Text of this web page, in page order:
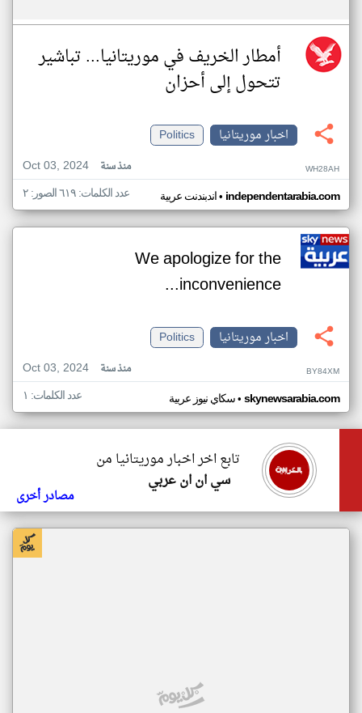
أمطار الخريف في موريتانيا... تباشير
تتحول إلى أحزان
اخبار موريتانيا
Politics
Oct 03, 2024
منذ سنة WH28AH
اندبندنت عربية• independentarabia.com عدد الكلمات: ٦١٩ الصور: ٢
We apologize for the
inconvenience...
اخبار موريتانيا
Politics
Oct 03, 2024
منذ سنة BY84XM
سكاي نيوز عربية• skynewsarabia.com عدد الكلمات: ١
تابع اخر اخبار موريتانيا من
سي ان ان عربي
مصادر أخرى